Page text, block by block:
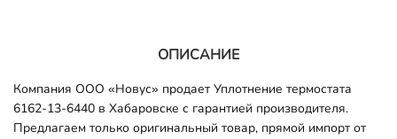
ОПИСАНИЕ
Компания ООО «Новус» продает Уплотнение термостата
6162-13-6440 в Хабаровске с гарантией производителя.
Предлагаем только оригинальный товар, прямой импорт от